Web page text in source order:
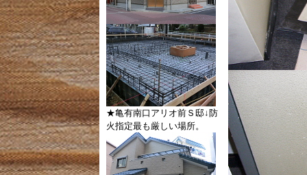
★亀有南口アリオ前Ｓ邸↓防
火指定最も厳しい場所。